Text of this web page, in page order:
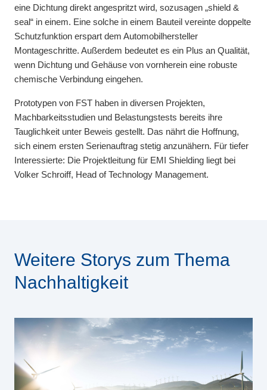
eine Dichtung direkt angespritzt wird, sozusagen „shield &
seal“ in einem. Eine solche in einem Bauteil vereinte doppelte
Schutzfunktion erspart dem Automobilhersteller
Montageschritte. Außerdem bedeutet es ein Plus an Qualität,
wenn Dichtung und Gehäuse von vornherein eine robuste
chemische Verbindung eingehen.
Prototypen von FST haben in diversen Projekten,
Machbarkeitsstudien und Belastungstests bereits ihre
Tauglichkeit unter Beweis gestellt. Das nährt die Hoffnung,
sich einem ersten Serienauftrag stetig anzunähern. Für tiefer
Interessierte: Die Projektleitung für EMI Shielding liegt bei
Volker Schroiff, Head of Technology Management.
Weitere Storys zum Thema
Nachhaltigkeit